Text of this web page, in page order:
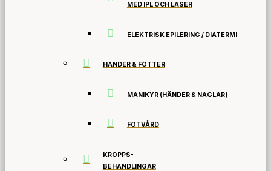
MED IPL OCH LASER
ELEKTRISK EPILERING / DIATERMI
HÄNDER & FÖTTER
MANIKYR (HÄNDER & NAGLAR)
FOTVÅRD
KROPPS-
BEHANDLINGAR